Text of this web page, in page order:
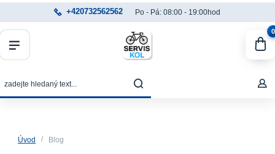
+420732562562 Po - Pá: 08:00 - 19:00hod
0
Úvod Blog